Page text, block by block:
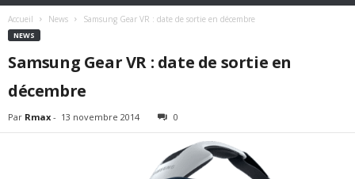
Accueil News Samsung Gear VR : date de sortie en décembre
NEWS
Samsung Gear VR : date de sortie en
décembre
Par Rmax - 13 novembre 2014 0